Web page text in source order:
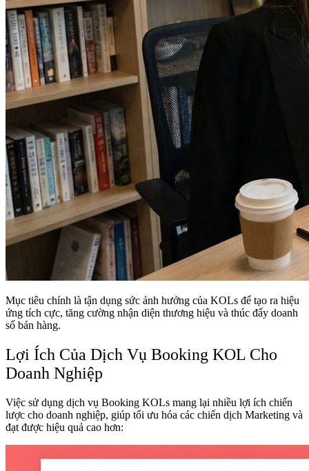
Mục tiêu chính là tận dụng sức ảnh hưởng của KOLs để tạo ra hiệu
ứng tích cực, tăng cường nhận diện thương hiệu và thúc đẩy doanh
số bán hàng.
Lợi Ích Của Dịch Vụ Booking KOL Cho
Doanh Nghiệp
Việc sử dụng dịch vụ Booking KOLs mang lại nhiều lợi ích chiến
lược cho doanh nghiệp, giúp tối ưu hóa các chiến dịch Marketing và
đạt được hiệu quả cao hơn: